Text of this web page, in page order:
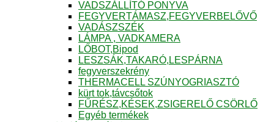
VADSZÁLLÍTÓ PONYVA
FEGYVERTÁMASZ,FEGYVERBELŐVŐ
VADÁSZSZÉK
LÁMPA , VADKAMERA
LŐBOT,Bipod
LESZSÁK,TAKARÓ,LESPÁRNA
fegyverszekrény
THERMACELL SZÚNYOGRIASZTÓ
kürt tok,távcsőtok
FŰRÉSZ,KÉSEK,ZSIGERELŐ CSÖRLŐ
Egyéb termékek